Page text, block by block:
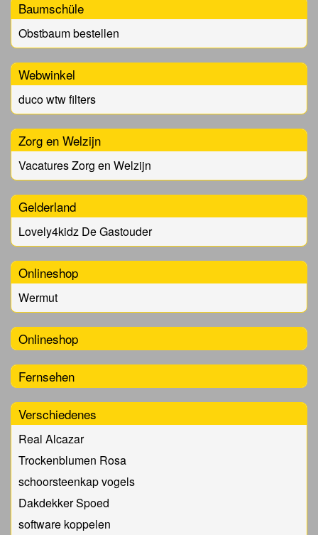
Baumschüle
Obstbaum bestellen
Webwinkel
duco wtw filters
Zorg en Welzijn
Vacatures Zorg en Welzijn
Gelderland
Lovely4kidz De Gastouder
Onlineshop
Wermut
Onlineshop
Fernsehen
Verschiedenes
Real Alcazar
Trockenblumen Rosa
schoorsteenkap vogels
Dakdekker Spoed
software koppelen